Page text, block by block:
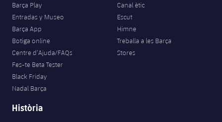
Barça Play
Entradas y Museo
Barça App
Botiga online
Centre d’Ajuda/FAQs
Fes-te Beta Tester
Black Friday
Nadal Barça
Canal ètic
Escut
Himne
Treballa a les Barça
Stores
Història